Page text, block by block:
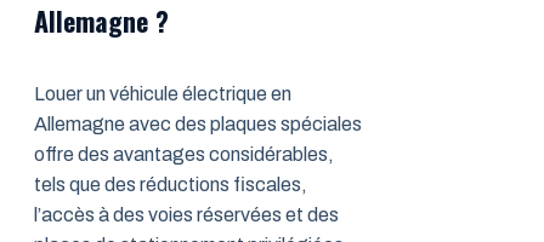
Allemagne ?
Louer un véhicule électrique en
Allemagne avec des plaques spéciales
offre des avantages considérables,
tels que des réductions fiscales,
l’accès à des voies réservées et des